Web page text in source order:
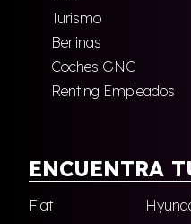
Turismo
Berlinas
Coches GNC
Renting Empleados
ENCUENTRA
Fiat